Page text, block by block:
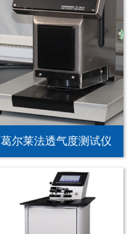
葛尔莱法透气度测试仪